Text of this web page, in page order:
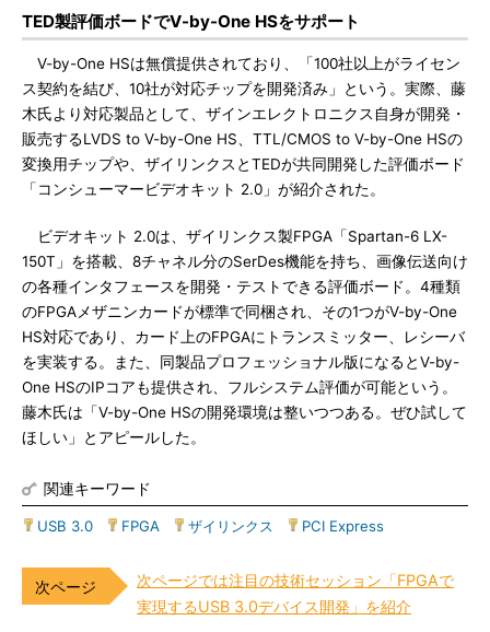
TED製評価ボードでV-by-One HSをサポート
V-by-One HSは無償提供されており、「100社以上がライセン
ス契約を結び、10社が対応チップを開発済み」という。実際、藤
木氏より対応製品として、ザインエレクトロニクス自身が開発・
販売するLVDS to V-by-One HS、TTL/CMOS to V-by-One HSの
変換用チップや、ザイリンクスとTEDが共同開発した評価ボード
「コンシューマービデオキット 2.0」が紹介された。
ビデオキット 2.0は、ザイリンクス製FPGA「Spartan-6 LX-
150T」を搭載、8チャネル分のSerDes機能を持ち、画像伝送向け
の各種インタフェースを開発・テストできる評価ボード。4種類
のFPGAメザニンカードが標準で同梱され、その1つがV-by-One
HS対応であり、カード上のFPGAにトランスミッター、レシーバ
を実装する。また、同製品プロフェッショナル版になるとV-by-
One HSのIPコアも提供され、フルシステム評価が可能という。
藤木氏は「V-by-One HSの開発環境は整いつつある。ぜひ試して
ほしい」とアピールした。
関連キーワード
USB 3.0 FPGA ザイリンクス PCI Express
次ページでは注目の技術セッション「FPGAで
実現するUSB 3.0デバイス開発」を紹介